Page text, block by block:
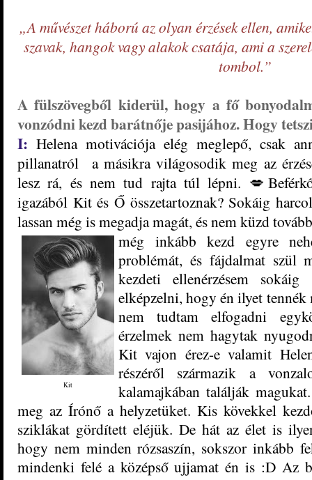
„A művészet háború az olyan érzések ellen,
szavak, hangok vagy alakok csatája, ami a
tombol.”
A fülszövegből kiderül, hogy a fő
vonzódni kezd barátnője pasijához. Hogy
I: Helena motivációja elég meglepő, csak
pillanatról a másikra világosodik meg az
lesz rá, és nem tud rajta túl lépni. 💋
igazából Kit és Ő összetartoznak? Sokáig
lassan még is megadja magát, és nem küzd
Kit
még inkább kezd egyre
problémát, és fájdalmat szül
kezdeti ellenérzésem
elképzelni, hogy én ilyet
nem tudtam elfogadni
érzelmek nem hagytak
Kit vajon érez-e valamit
részéről származik a
kalamajkában találják
meg az Írónő a helyzetüket. Kis kövekkel
sziklákat gördített eléjük. De hát az élet is
hogy nem minden rózsaszín, sokszor inkább
mindenki felé a középső ujjamat én is :D Az